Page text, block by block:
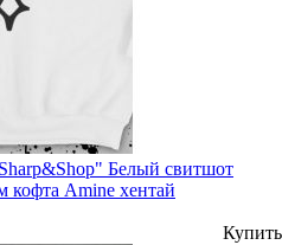
Белый свитшот
Amine хентай
Купить